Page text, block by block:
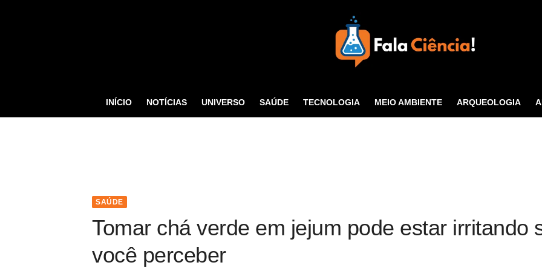
Tecnologia
INÍCIO NOTÍCIAS UNIVERSO SAÚDE TECNOLOGIA MEIO AMBIENTE ARQUEOLOGIA
SAÚDE
Tomar chá verde em jejum pode estar irritando
você perceber